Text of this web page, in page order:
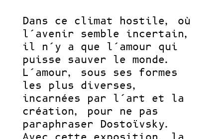
Dans ce climat hostile, où
l’avenir semble incertain,
il n’y a que l’amour qui
puisse sauver le monde.
L’amour, sous ses formes
les plus diverses,
incarnées par l’art et la
création, pour ne pas
paraphraser Dostoïvsky.